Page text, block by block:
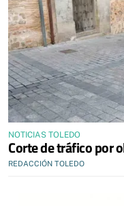
NOTICIAS TOLEDO
Corte de tráfico por
REDACCIÓN TOLEDO